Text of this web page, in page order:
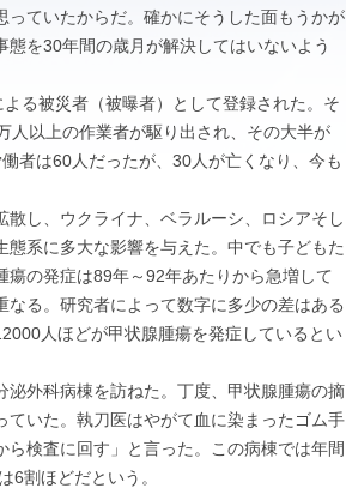
ていたからだ。確かにそうした面もうかが
を30年間の歳月が解決してはいないよう
る被災者（被曝者）として登録された。そ
人以上の作業者が駆り出され、その大半が
者は60人だったが、30人が亡くなり、今も
し、ウクライナ、ベラルーシ、ロシアそし
系に多大な影響を与えた。中でも子どもた
の発症は89年～92年あたりから急増して
る。研究者によって数字に多少の差はある
人ほどが甲状腺腫瘍を発症しているとい
外科病棟を訪ねた。丁度、甲状腺腫瘍の摘
いた。執刀医はやがて血に染まったゴム手
検査に回す」と言った。この病棟では年間
6割ほどだという。